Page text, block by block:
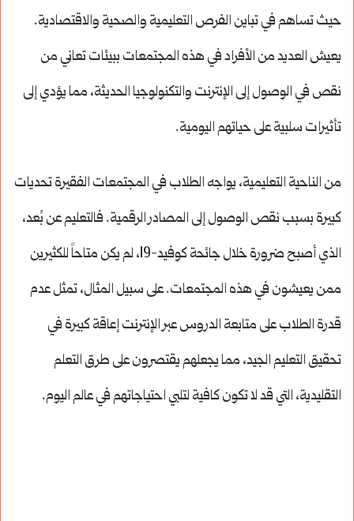
حيث تساهم في تباين الفرص التعليمية والصحية والاقتصادية.
يعيش العديد من الأفراد في هذه المجتمعات ببيئات تعاني من
نقص في الوصول إلى الإنترنت والتكنولوجيا الحديثة، مما يؤدي إلى
تأثيرات سلبية على حياتهم اليومية.
من الناحية التعليمية، يواجه الطلاب في المجتمعات الفقيرة تحديات
كبيرة بسبب نقص الوصول إلى المصادر الرقمية. فالتعليم عن بُعد،
الذي أصبح ضرورة خلال جائحة كوفيد-19، لم يكن متاحاً للكثيرين
ممن يعيشون في هذه المجتمعات. على سبيل المثال، تمثل عدم
قدرة الطلاب على متابعة الدروس عبر الإنترنت إعاقة كبيرة في
تحقيق التعليم الجيد، مما يجعلهم يقتصرون على طرق التعلم
التقليدية، التي قد لا تكون كافية لتلبي احتياجاتهم في عالم اليوم.